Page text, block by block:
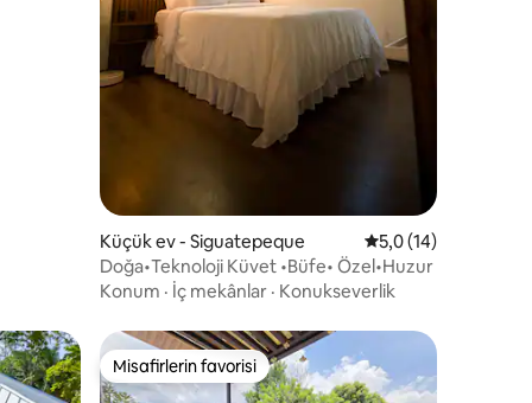
Küçük ev - Siguatepeque 5 üzerinden
5,0 (14)
Doğa•Teknoloji Küvet •Büfe• Özel•Huzur
Konum · İç mekânlar · Konukseverlik
arasındaMisafirlerin favorisi
Misafirlerin favorisi